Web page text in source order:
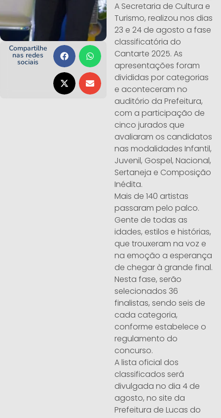
Compartilhe
nas redes
sociais
A Secretaria de Cultura e
Turismo, realizou nos dias
23 e 24 de agosto a fase
classificatória do
Cantarte 2025. As
apresentações foram
divididas por categorias
e aconteceram no
auditório da Prefeitura,
com a participação de
cinco jurados que
avaliaram os candidatos
nas modalidades Infantil,
Juvenil, Gospel, Nacional,
Sertaneja e Composição
Inédita.
Mais de 140 artistas
passaram pelo palco.
Gente de todas as
idades, estilos e histórias,
que trouxeram na voz e
na emoção a esperança
de chegar à grande final.
Nesta fase, serão
selecionados 36
finalistas, sendo seis de
cada categoria,
conforme estabelece o
regulamento do
concurso.
A lista oficial dos
classificados será
divulgada no dia 4 de
agosto, no site da
Prefeitura de Lucas do